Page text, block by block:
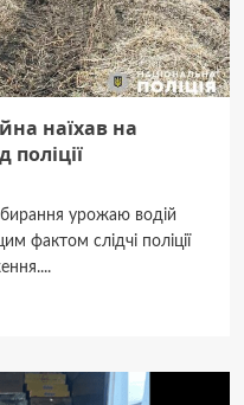
наїхав на
поліції
урожаю водій
фактом слідчі поліції